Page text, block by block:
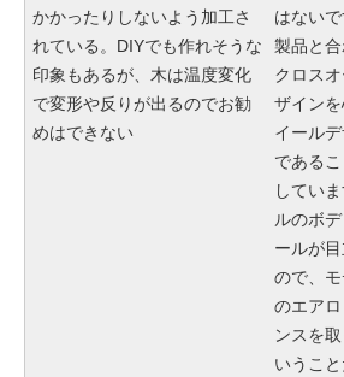
かかったりしないよう加工さ
れている。DIYでも作れそうな
印象もあるが、木は温度変化
で変形や反りが出るのでお勧
めはできない
はない
製品と
クロス
ザイン
イール
である
してい
ルのボ
ールが
ので、
のエア
ンスを
いうこ